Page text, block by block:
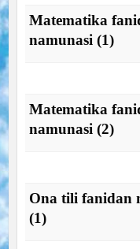
Matematika
namunasi (1)
Matematika
namunasi (2)
Ona tili fanidan
(1)